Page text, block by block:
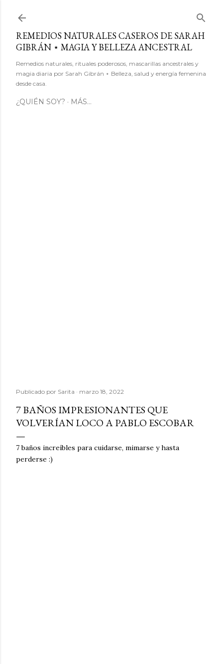
REMEDIOS NATURALES CASEROS DE SARAH
GIBRÁN ⋆ MAGIA Y BELLEZA ANCESTRAL
Remedios naturales, rituales poderosos, mascarillas ancestrales y
magia diaria por Sarah Gibrán ⋆ Belleza, salud y energía femenina
desde casa.
¿QUIÉN SOY? MÁS…
Publicado por Sarita marzo 18, 2022
7 BAÑOS IMPRESIONANTES QUE
VOLVERÍAN LOCO A PABLO ESCOBAR
7 baños increíbles para cuidarse, mimarse y hasta
perderse :)